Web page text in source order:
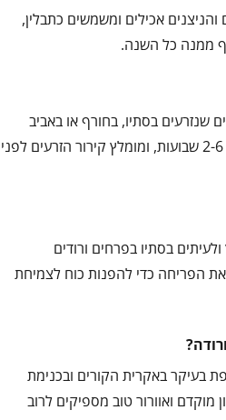
אכילים ומשמשים כתבלין,
ממנה כל השנה.
שנזרעים בסתיו, בחורף או באביב
בעומק 2-5 מ"מ. הנביטה אורכת 2-6 שבועות, ומומלץ קירור הזרעים לפני
בסתיו בפרחים ורודים
הפריחה כדי להפנות כוח לצמיחת
בעיקר באקרית הקורים ובכנימת
ואוורור טוב מספיקים לרוב